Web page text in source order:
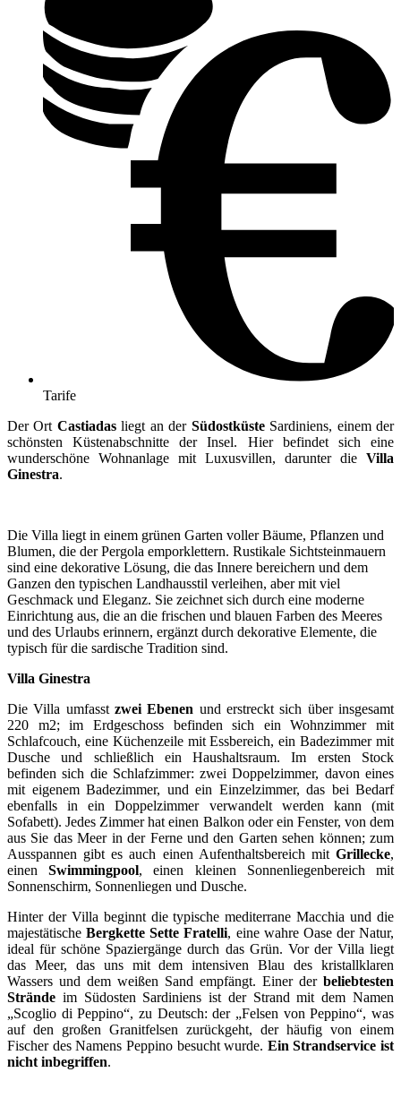
Tarife
Der Ort Castiadasliegt an der SüdostküsteSardiniens, einem der
schönsten Küstenabschnitte der Insel. Hier befindet sich eine
wunderschöne Wohnanlage mit Luxusvillen, darunter die Villa
Ginestra.
Die Villa liegt in einem grünen Garten voller Bäume, Pflanzen und
Blumen, die der Pergola emporklettern. Rustikale Sichtsteinmauern
sind eine dekorative Lösung, die das Innere bereichern und dem
Ganzen den typischen Landhausstil verleihen, aber mit viel
Geschmack und Eleganz. Sie zeichnet sich durch eine moderne
Einrichtung aus, die an die frischen und blauen Farben des Meeres
und des Urlaubs erinnern, ergänzt durch dekorative Elemente, die
typisch für die sardische Tradition sind.
Villa Ginestra
Die Villa umfasst zwei Ebenen und erstreckt sich über insgesamt
220 m2; im Erdgeschoss befinden sich ein Wohnzimmer mit
Schlafcouch, eine Küchenzeile mit Essbereich, ein Badezimmer mit
Dusche und schließlich ein Haushaltsraum. Im ersten Stock
befinden sich die Schlafzimmer: zwei Doppelzimmer, davon eines
mit eigenem Badezimmer, und ein Einzelzimmer, das bei Bedarf
ebenfalls in ein Doppelzimmer verwandelt werden kann (mit
Sofabett). Jedes Zimmer hat einen Balkon oder ein Fenster, von dem
aus Sie das Meer in der Ferne und den Garten sehen können; zum
Ausspannen gibt es auch einen Aufenthaltsbereich mit Grillecke,
einenSwimmingpool, einen kleinen Sonnenliegenbereich mit
Sonnenschirm, Sonnenliegen und Dusche.
Hinter der Villa beginnt die typische mediterrane Macchia und die
majestätischeBergkette Sette Fratelli, eine wahre Oase der Natur,
ideal für schöne Spaziergänge durch das Grün. Vor der Villa liegt
das Meer, das uns mit dem intensiven Blau des kristallklaren
Wassers und dem weißen Sand empfängt. Einer der beliebtesten
Strände im Südosten Sardiniens ist der Strand mit dem Namen
„Scoglio di Peppino“, zu Deutsch: der „Felsen von Peppino“, was
auf den großen Granitfelsen zurückgeht, der häufig von einem
Fischer des Namens Peppino besucht wurde. Ein Strandservice ist
nicht inbegriffen.